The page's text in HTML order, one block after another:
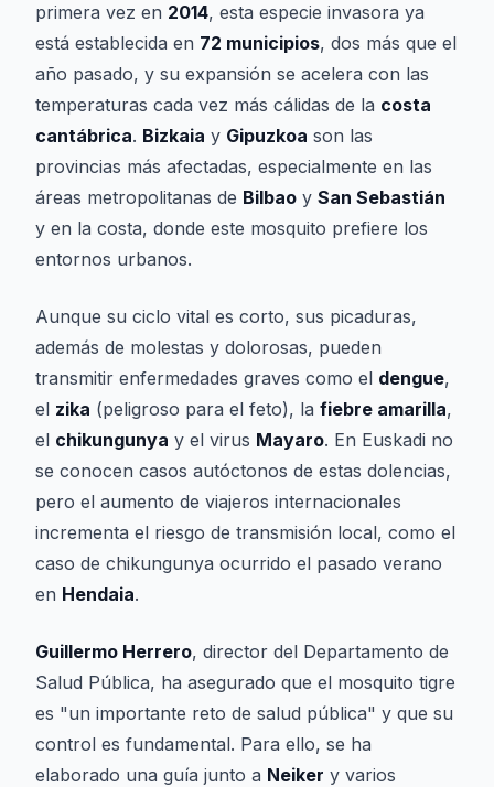
primera vez en 2014, esta especie invasora ya
está establecida en 72 municipios, dos más que el
año pasado, y su expansión se acelera con las
temperaturas cada vez más cálidas de la costa
cantábrica. Bizkaia y Gipuzkoa son las
provincias más afectadas, especialmente en las
áreas metropolitanas de Bilbao y San Sebastián
y en la costa, donde este mosquito prefiere los
entornos urbanos.
Aunque su ciclo vital es corto, sus picaduras,
además de molestas y dolorosas, pueden
transmitir enfermedades graves como el dengue,
el zika (peligroso para el feto), la fiebre amarilla,
el chikungunya y el virus Mayaro. En Euskadi no
se conocen casos autóctonos de estas dolencias,
pero el aumento de viajeros internacionales
incrementa el riesgo de transmisión local, como el
caso de chikungunya ocurrido el pasado verano
en Hendaia.
Guillermo Herrero, director del Departamento de
Salud Pública, ha asegurado que el mosquito tigre
es "un importante reto de salud pública" y que su
control es fundamental. Para ello, se ha
elaborado una guía junto a Neiker y varios